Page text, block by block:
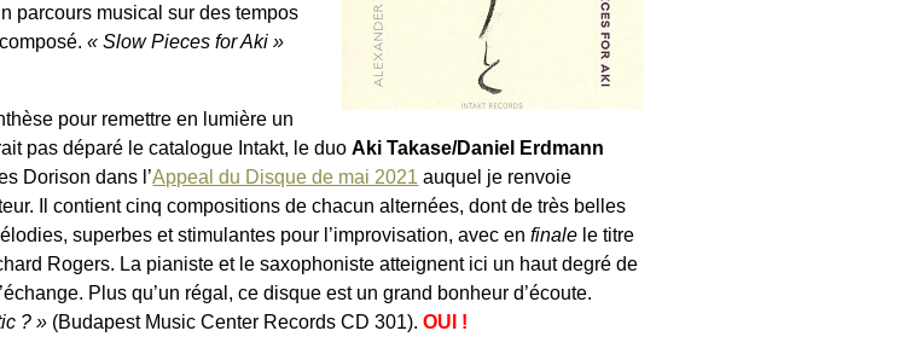
parcours musical sur des tempos
« Slow Pieces for Aki »
pour remettre en lumière un
pas déparé le catalogue Intakt, le duoAki Takase/Daniel Erdmann
Dorison dans l’Appeal du Disque de mai 2021 auquel je renvoie
Il contient cinq compositions de chacun alternées, dont de très belles
superbes et stimulantes pour l’improvisation, avec enfinale le titre
Rogers. La pianiste et le saxophoniste atteignent ici un haut degré de
Plus qu’un régal, ce disque est un grand bonheur d’écoute.
? » (Budapest Music Center Records CD 301).OUI !